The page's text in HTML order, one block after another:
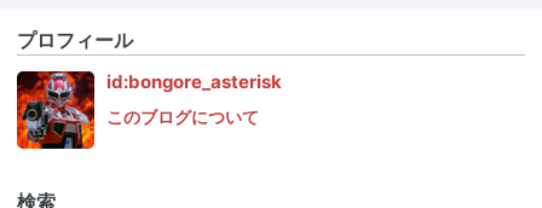
プロフィール
id:bongore_asterisk
このブログについて
検索